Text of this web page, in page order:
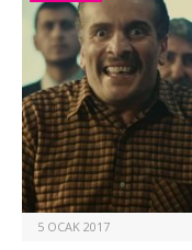
5 OCAK 2017